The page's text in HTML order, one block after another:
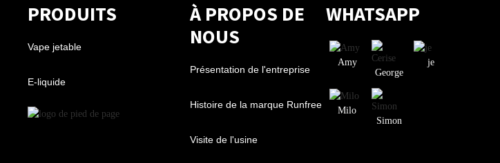
PRODUITS
Vape jetable
E-liquide
À PROPOS DE
NOUS
Présentation de l'entreprise
Histoire de la marque Runfree
Visite de l'usine
WHATSAPP
Amy
George
je
Milo
Simon